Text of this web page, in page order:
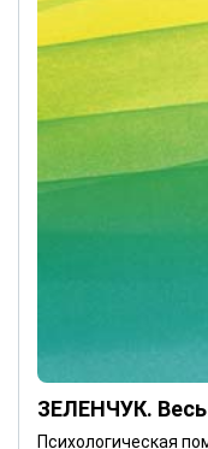
ЗЕЛЕНЧУК. Весь
Психологическая